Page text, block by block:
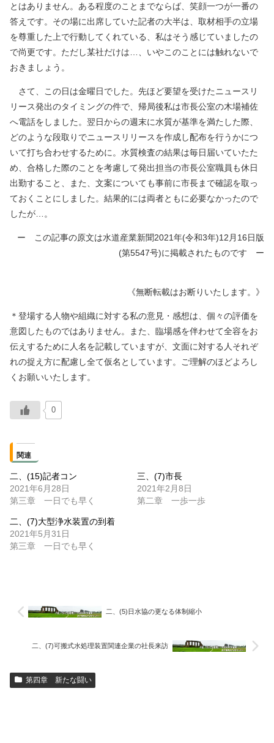
とはありません。ある程度のことまでならば、笑顔一つが一番の
答えです。その場に出席していた記者の大半は、取材相手の立場
を尊重した上で行動してくれている、私はそう感じていましたの
で尚更です。ただし某社だけは…、いやこのことには触れないで
おきましょう。
さて、この日は金曜日でした。先ほど要望を受けたニュースリ
リース発出のタイミングの件で、帰局後私は市長公室の木場補佐
へ電話をしました。翌日からの週末に水質が基準を満たした際、
どのような段取りでニュースリリースを作成し配布を行うかにつ
いて打ち合わせするために。水質検査の結果は毎日届いていたた
め、合格した際のことを考慮して発出担当の市長公室職員も休日
出勤すること、また、文案についても事前に市長まで確認を取っ
ておくことにしました。結果的には両者ともに必要なかったので
したが…。
ー この記事の原文は水道産業新聞2021年(令和3年)12月16日版
(第5547号)に掲載されたものです ー
《無断転載はお断りいたします。》
＊登場する人物や組織に対する私の意見・感想は、個々の評価を
意図したものではありません。また、臨場感を伴わせて全容をお
伝えするために人名を記載していますが、文面に対する人それぞ
れの捉え方に配慮し全て仮名としています。ご理解のほどよろし
くお願いいたします。
0
関連
二、(15)記者コン
2021年6月28日
第三章 一日でも早く
三、(7)市長
2021年2月8日
第二章 一歩一歩
二、(7)大型浄水装置の到着
2021年5月31日
第三章 一日でも早く
二、(5)日水協の更なる体制縮小
二、(7)可搬式水処理装置関連企業の社長来訪
第四章 新たな闘い